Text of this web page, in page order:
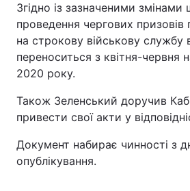
Послуги
Тема оформлення
Згідно із зазначеними
проведення чергових призовів
на строкову військову службу
переноситься з квітня-червня
2020 року.
Також Зеленський доручив
привести свої акти у
Документ набирає чинності з
опублікування.